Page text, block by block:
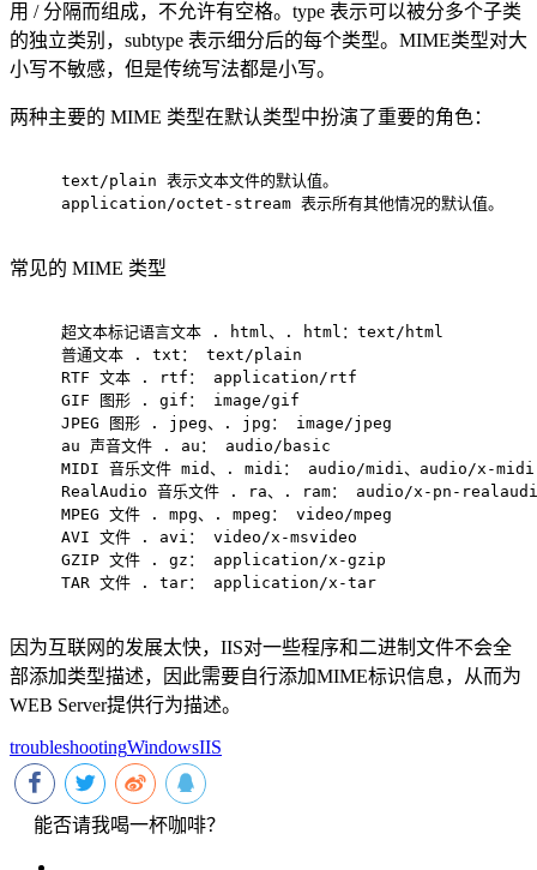
用 / 分隔而组成，不允许有空格。type 表示可以被分多个子类
的独立类别，subtype 表示细分后的每个类型。MIME类型对大
小写不敏感，但是传统写法都是小写。
两种主要的 MIME 类型在默认类型中扮演了重要的角色：
text/plain 表示文本文件的默认值。
application/octet-stream 表示所有其他情况的默认值。
常见的 MIME 类型
超文本标记语言文本 . html、. html：text/html
普通文本 . txt： text/plain
RTF 文本 . rtf： application/rtf
GIF 图形 . gif： image/gif
JPEG 图形 . jpeg、. jpg： image/jpeg
au 声音文件 . au： audio/basic
MIDI 音乐文件 mid、. midi： audio/midi、audio/x-midi
RealAudio 音乐文件 . ra、. ram： audio/x-pn-
MPEG 文件 . mpg、. mpeg： video/mpeg
AVI 文件 . avi： video/x-msvideo
GZIP 文件 . gz： application/x-gzip
TAR 文件 . tar： application/x-tar
因为互联网的发展太快，IIS对一些程序和二进制文件不会全
部添加类型描述，因此需要自行添加MIME标识信息，从而为
WEB Server提供行为描述。
troubleshootingWindowsIIS
能否请我喝一杯咖啡？